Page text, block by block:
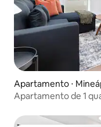
Apartamento ⋅
Apartamento de 1